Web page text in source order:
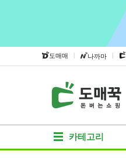
도매매 | 나까마 |
카테고리